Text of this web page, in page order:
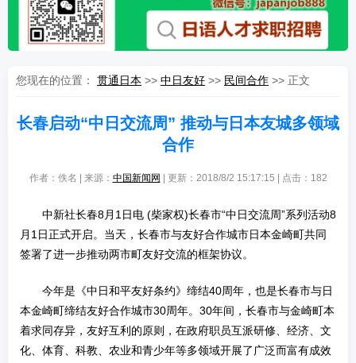
您现在的位置： 贯通日本 >> 中日友好 >> 民间合作 >> 正文
长春启动“中日交流周” 推动与日本友城多领域
合作
作者：佚名 | 来源： 中国新闻网 | 更新：2018/8/2 15:17:15 | 点击： 182
中新社长春8月1日电 (柴家权)长春市“中日交流周”系列活动8
月1日正式开启。当天，长春市与友好合作城市日本金崎町共同
签署了进一步推动两市町友好交流的框架协议。
今年是《中日和平友好条约》缔结40周年，也是长春市与日
本金崎町缔结友好合作城市30周年。30年间，长春市与金崎町本
着求同存异，友好互利的原则，在政府职员互派研修、经济、文
化、体育、科教、农业和青少年等多领域开展了广泛而富有成效